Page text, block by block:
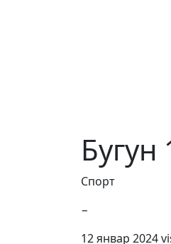
Спорт
−
12 январ 2024